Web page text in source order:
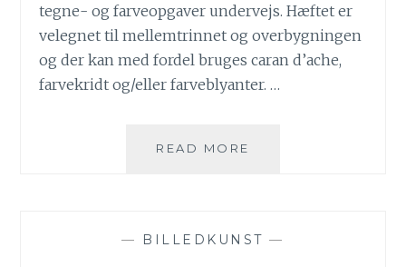
tegne- og farveopgaver undervejs. Hæftet er
velegnet til mellemtrinnet og overbygningen
og der kan med fordel bruges caran d’ache,
farvekridt og/eller farveblyanter. …
READ MORE
— BILLEDKUNST —